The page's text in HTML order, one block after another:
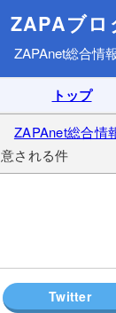
ZAPAブロ
ZAPAnet総合情
トップ
ZAPAnet総合情
意される件